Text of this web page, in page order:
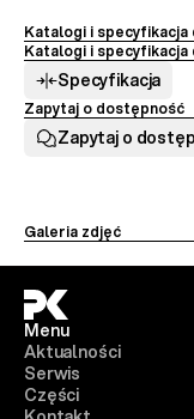
Katalogi i specyfikacja
Katalogi i specyfikacja
Specyfikacja
Zapytaj o dostępność
Zapytaj o
Galeria zdjęć
Menu
Aktualności
Serwis
Części